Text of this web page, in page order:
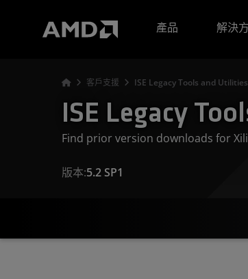
產品
解決
客戶支援 ISE Legacy Tools and Utilities
ISE Legacy
Find prior version downloads for
版本:5.2 SP1